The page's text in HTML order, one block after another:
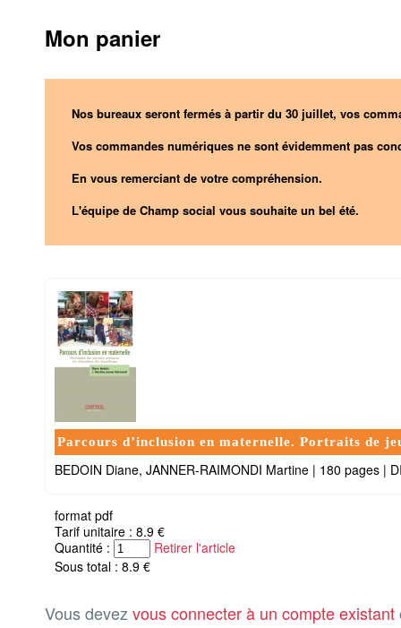
Mon panier
Nos bureaux seront fermés à partir du 30 juillet, vos
Vos commandes numériques ne sont évidemment pas
En vous remerciant de votre compréhension.
L'équipe de Champ social vous souhaite un bel été.
Parcours d’inclusion en maternelle. Portraits de
BEDOIN Diane, JANNER-RAIMONDI Martine | 180 pages |
format pdf
Tarif unitaire : 8.9 €
Quantité :
Retirer l'article
Sous total : 8.9 €
Vous devez vous connecter à un compte existant